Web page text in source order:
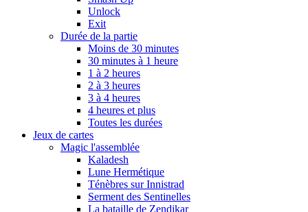
Unlock
Exit
Durée de la partie
Moins de 30 minutes
30 minutes à 1 heure
1 à 2 heures
2 à 3 heures
3 à 4 heures
4 heures et plus
Toutes les durées
Jeux de cartes
Magic l'assemblée
Kaladesh
Lune Hermétique
Ténèbres sur Innistrad
Serment des Sentinelles
La bataille de Zendikar